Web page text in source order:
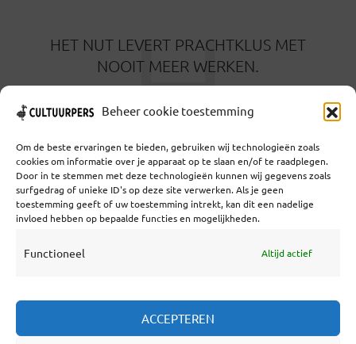
Beheer cookie toestemming
Om de beste ervaringen te bieden, gebruiken wij technologieën zoals
cookies om informatie over je apparaat op te slaan en/of te raadplegen.
Door in te stemmen met deze technologieën kunnen wij gegevens zoals
surfgedrag of unieke ID's op deze site verwerken. Als je geen
toestemming geeft of uw toestemming intrekt, kan dit een nadelige
invloed hebben op bepaalde functies en mogelijkheden.
Functioneel Altijd actief
ACCEPTEREN
HET NUT LEVERT PRACHTKLUS MET
NOOIT MEER WERKEN.
H
Coöperatief Cultureel Persbureau U.A. | Salzburg 29 |
3524KS Utrecht | KvK: 55573592 |Btw: